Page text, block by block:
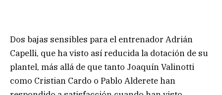
Dos bajas sensibles para el entrenador Adrián
Capelli, que ha visto así reducida la dotación de su
plantel, más allá de que tanto Joaquín Valinotti
como Cristian Cardo o Pablo Alderete han